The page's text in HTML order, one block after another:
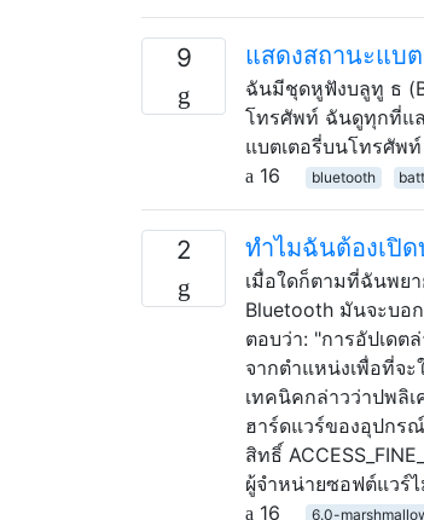
9 แสดงสถานะแบ
ฉันมีชุดหูฟังบลูทู ธ
โทรศัพท์ ฉันดูทุกที่แล
แบตเตอรี่บนโทรศัพ
16
bluetooth
2 ทำไมฉันต้องเปิ
เมื่อใดก็ตามที่ฉันพย
Bluetooth มันจะบอ
ตอบว่า: "การอัปเดต
จากตำแหน่งเพื่อที่จ
เทคนิคกล่าวว่าปพลิ
ฮาร์ดแวร์ของอุปกร
สิทธิ์
ผู้จำหน่ายซอฟต์แวร์
16
6.0-